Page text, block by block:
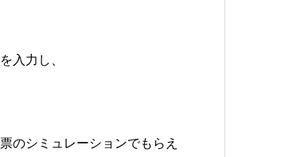
入力し、
のシミュレーションでもらえ